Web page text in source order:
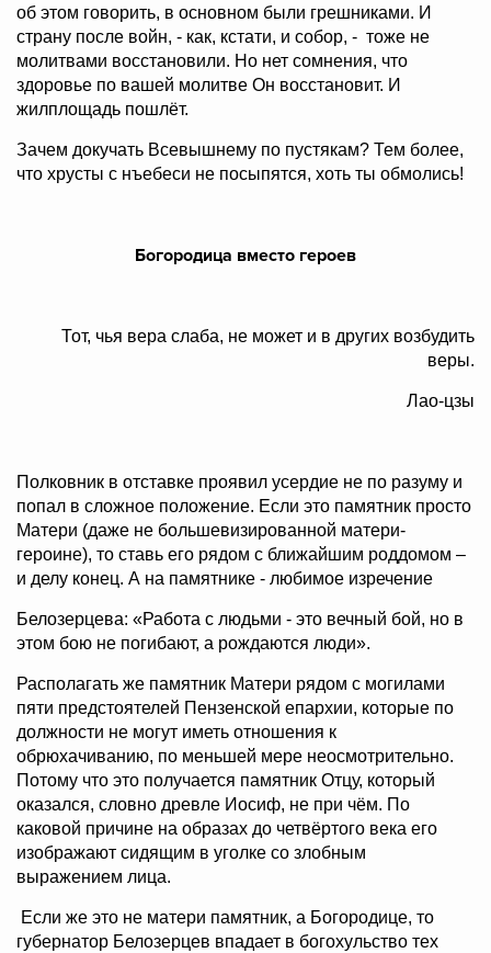
об этом говорить, в основном были грешниками. И
страну после войн, - как, кстати, и собор, - тоже не
молитвами восстановили. Но нет сомнения, что
здоровье по вашей молитве Он восстановит. И
жилплощадь пошлёт.
Зачем докучать Всевышнему по пустякам? Тем более,
что хрусты с нъебеси не посыпятся, хоть ты обмолись!
Богородица вместо героев
Тот, чья вера слаба, не может и в других возбудить
веры.
Лао-цзы
Полковник в отставке проявил усердие не по разуму и
попал в сложное положение. Если это памятник просто
Матери (даже не большевизированной матери-
героине), то ставь его рядом с ближайшим роддомом –
и делу конец. А на памятнике - любимое изречение
Белозерцева: «Работа с людьми - это вечный бой, но в
этом бою не погибают, а рождаются люди».
Располагать же памятник Матери рядом с могилами
пяти предстоятелей Пензенской епархии, которые по
должности не могут иметь отношения к
обрюхачиванию, по меньшей мере неосмотрительно.
Потому что это получается памятник Отцу, который
оказался, словно древле Иосиф, не при чём. По
каковой причине на образах до четвёртого века его
изображают сидящим в уголке со злобным
выражением лица.
Если же это не матери памятник, а Богородице, то
губернатор Белозерцев впадает в богохульство тех